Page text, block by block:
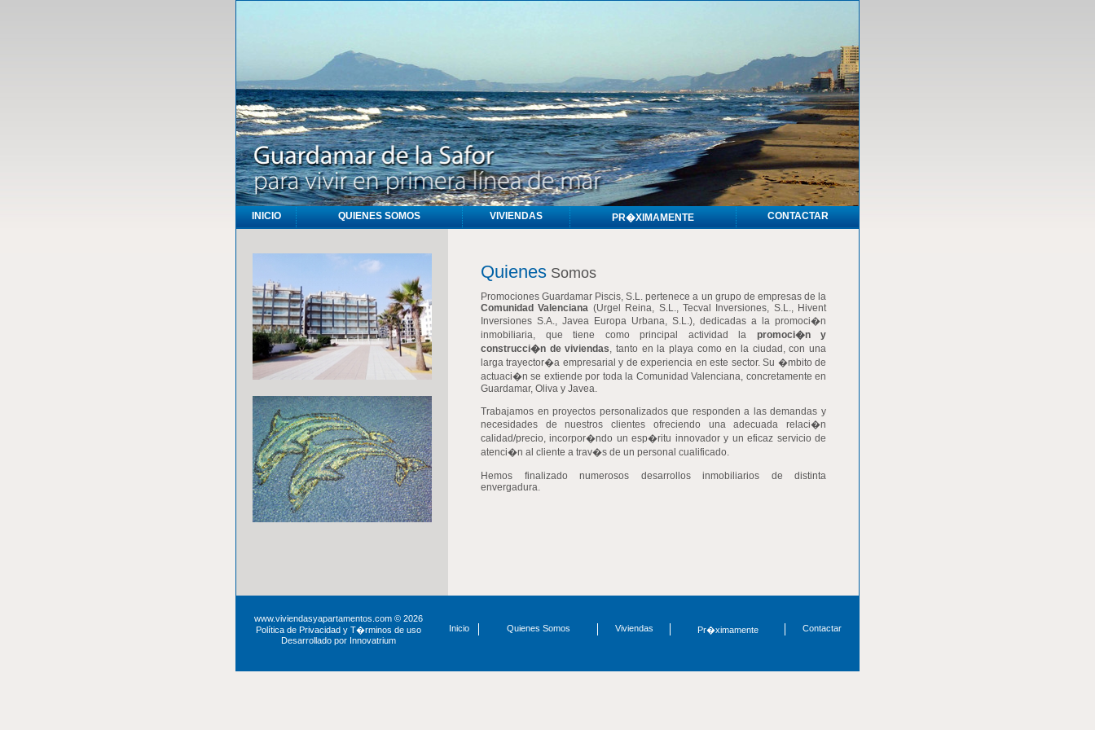
INICIO QUIENES SOMOS VIVIENDAS PR�XIMAMENTE CONTACTAR
Quienes Somos
Promociones Guardamar Piscis, S.L. pertenece a un grupo de empresas de la
Comunidad Valenciana (Urgel Reina, S.L., Tecval Inversiones, S.L., Hivent
Inversiones S.A., Javea Europa Urbana, S.L.), dedicadas a la promoci�n
inmobiliaria, que tiene como principal actividad la promoci�n y
construcci�n de viviendas, tanto en la playa como en la ciudad, con una
larga trayector�a empresarial y de experiencia en este sector. Su �mbito de
actuaci�n se extiende por toda la Comunidad Valenciana, concretamente en
Guardamar, Oliva y Javea.
Trabajamos en proyectos personalizados que responden a las demandas y
necesidades de nuestros clientes ofreciendo una adecuada relaci�n
calidad/precio, incorpor�ndo un esp�ritu innovador y un eficaz servicio de
atenci�n al cliente a trav�s de un personal cualificado.
Hemos finalizado numerosos desarrollos inmobiliarios de distinta
envergadura.
www.viviendasyapartamentos.com © 2026
Política de Privacidad y T�rminos de uso
Desarrollado por Innovatrium
Inicio Quienes Somos Viviendas Pr�ximamente Contactar